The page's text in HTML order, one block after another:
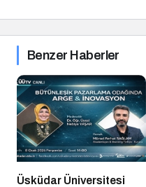
Benzer Haberler
Üsküdar Üniversitesi